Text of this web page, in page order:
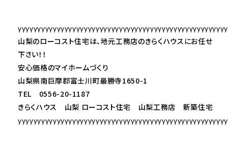
山梨のローコスト住宅は、地元工務店のきらくハウスにお任せ
下さい！！
安心価格のマイホームづくり
山梨県南巨摩郡富士川町最勝寺1650-1
TEL 0556-20-1187
きらくハウス 山梨 ローコスト住宅 山梨工務店 新築住宅